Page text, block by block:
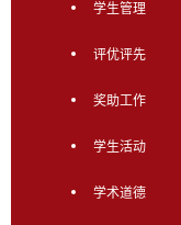
学生管理
评优评先
奖助工作
学生活动
学术道德